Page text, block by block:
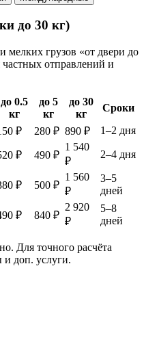
до 30 кг)
мелких грузов «от двери до
отправлений и
до 0.5
кг
до 5
кг
до 30
кг
Сроки
₽ 280 ₽ 890 ₽ 1–2 дня
₽ 490 ₽
1 540
₽
2–4 дня
₽ 500 ₽
1 560
₽
3–5
дней
₽ 840 ₽
2 920
₽
5–8
дней
Для точного расчёта
и доп. услуги.